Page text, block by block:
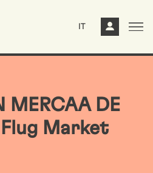
IT
MERCAA DE
Market